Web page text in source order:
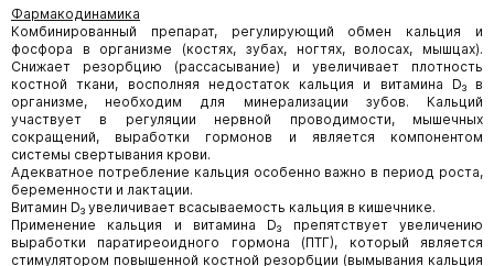
Фармакодинамика
Комбинированный препарат, регулирующий обмен кальция и
фосфора в организме (костях, зубах, ногтях, волосах, мышцах).
Снижает резорбцию (рассасывание) и увеличивает плотность
костной ткани, восполняя недостаток кальция и витамина D₃ в
организме, необходим для минерализации зубов. Кальций
участвует в регуляции нервной проводимости, мышечных
сокращений, выработки гормонов и является компонентом
системы свертывания крови.
Адекватное потребление кальция особенно важно в период роста,
беременности и лактации.
Витамин D₃ увеличивает всасываемость кальция в кишечнике.
Применение кальция и витамина D₃ препятствует увеличению
выработки паратиреоидного гормона (ПТГ), который является
стимулятором повышенной костной резорбции (вымывания кальция